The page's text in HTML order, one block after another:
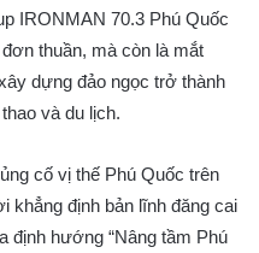
IRONMAN 70.3 Phú Quốc
thuần, mà còn là mắt
dựng đảo ngọc trở thành
và du lịch.
cố vị thế Phú Quốc trên
khẳng định bản lĩnh đăng cai
định hướng “Nâng tầm Phú